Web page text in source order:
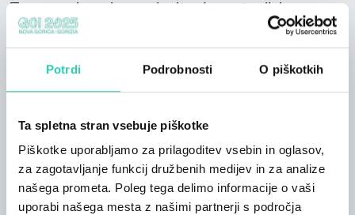
Potrdi Podrobnosti O piškotkih
Ta spletna stran vsebuje piškotke
Piškotke uporabljamo za prilagoditev vsebin in oglasov,
za zagotavljanje funkcij družbenih medijev in za analize
našega prometa. Poleg tega delimo informacije o vaši
uporabi našega mesta z našimi partnerji s področja
Za vas pripravimo celovito degustacijsko
izkušnjo. Na degustaciji vas odžejamo s sokovi
in osvežilnimi sirupi ter razvajamo s
sladkimi/slanimi namazi ter vložninami v
kombinaciji s siri, domačim kruhom, domačimi
sezonskimi plodovi narave.
Za degustacijo je potrebna predhodna najava
(obrazec na spletni strani), dobrote pa lahko pri
nas kupite kadarkoli.